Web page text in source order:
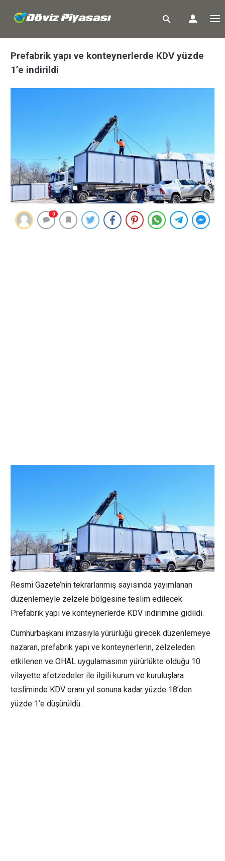
Prefabrik yapı ve konteynerlerde KDV yüzde
1’e indirildi
0
Resmi Gazete’nin tekrarlanmış sayısında yayımlanan
düzenlemeyle zelzele bölgesine teslim edilecek
Prefabrik yapı ve konteynerlerde KDV indirimine gidildi.
Cumhurbaşkanı imzasıyla yürürlüğü girecek düzenlemeye
nazaran, prefabrik yapı ve konteynerlerin, zelzeleden
etkilenen ve OHAL uygulamasının yürürlükte olduğu 10
vilayette afetzedeler ile ilgili kurum ve kuruluşlara
tesliminde KDV oranı yıl sonuna kadar yüzde 18’den
yüzde 1’e düşürüldü.